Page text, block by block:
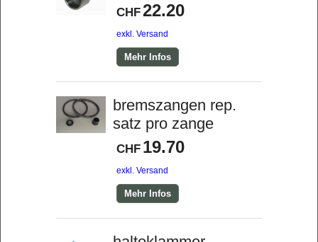
CHF22.20
exkl. Versand
Mehr Infos
bremszangen rep.
satz pro zange
CHF 19.70
exkl. Versand
Mehr Infos